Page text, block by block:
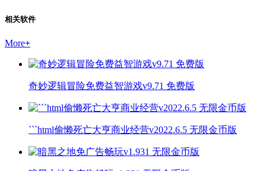
相关软件
More+
奇妙逻辑冒险免费益智游戏v9.71 免费版
```html偷懒死亡大亨商业经营v2022.6.5 无限金币版